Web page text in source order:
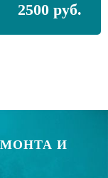
2500 руб.
И